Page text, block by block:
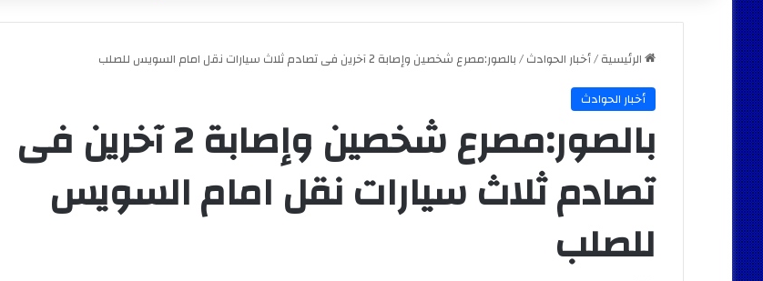
الرئيسية/أخبار الحوادث/بالصور:مصرع شخصين وإصابة 2 آخرين فى تصادم ثلاث سيارات نقل امام السويس للصلب
أخبار الحوادث
بالصور:مصرع شخصين وإصابة 2 آخرين فى
تصادم ثلاث سيارات نقل امام السويس
للصلب